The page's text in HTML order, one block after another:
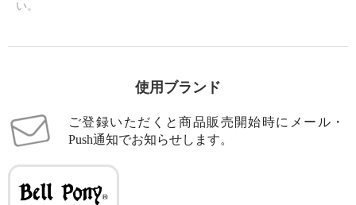
い。
使用ブランド
ご登録いただくと商品販売開始時にメール・
Push通知でお知らせします。